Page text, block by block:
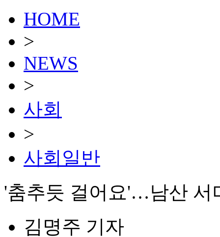
HOME
>
NEWS
>
사회
>
사회일반
'춤추듯 걸어요'…남산 서
김명주 기자